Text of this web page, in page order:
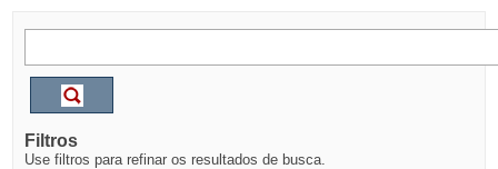
Filtros
Use filtros para refinar os resultados de busca.